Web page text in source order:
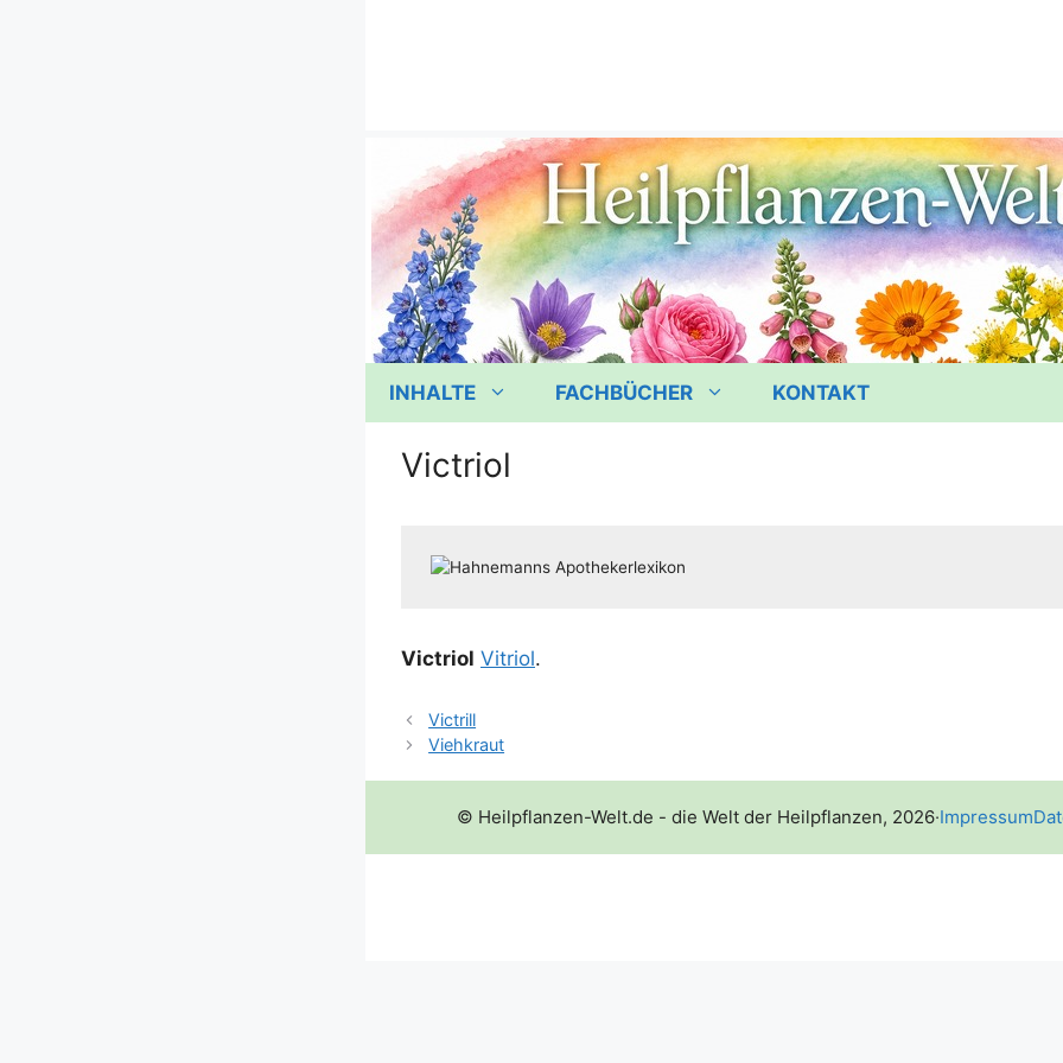
INHALTE FACHBÜCHER KONTAKT
Victriol
Vic­tri­ol Vitri­ol.
Victrill
Viehkraut
© Heilpflanzen-Welt.de - die Welt der Heilpflanzen, 2026·Impressum